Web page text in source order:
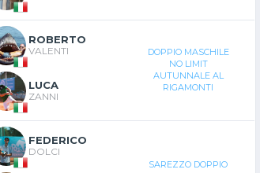
ROBERTO
VALENTI
LUCA
ZANNI
DOPPIO MASCHILE
NO LIMIT
AUTUNNALE AL
RIGAMONTI
FEDERICO
DOLCI
SAREZZO DOPPIO